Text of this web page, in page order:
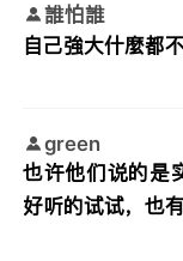
誰怕誰
自己強大什麼都
green
也许他们说的是
好听的试试，也